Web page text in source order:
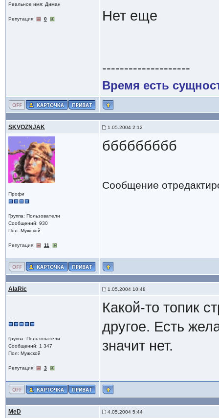
Реальное имя: Диман
Репутация: 0 Нет еще
--------------------
Время есть
SKVOZNJAK 1.05.2004 2:12
Профи
Группа: Пользователи
Сообщений: 930
Пол: Мужской
Репутация: 11
ббббббббб
Сообщение
AlaRic 1.05.2004 10:48
Группа: Пользователи
Сообщений: 1 347
Пол: Мужской
Репутация: 3
Какой-то топик
другое. Есть
значит нет.
MeD 4.05.2004 5:44